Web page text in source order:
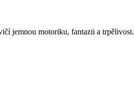
jemnou motoriku, fantazii a trpělivost.